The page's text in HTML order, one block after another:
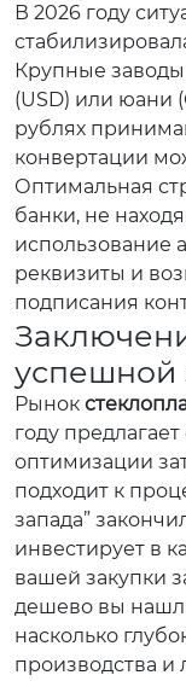
В 2026 году
Крупные
(USD) или юани
рублях
конвертации
Оптимальная
банки, не
использование
реквизиты и
подписания
успешной
Рынок
году
оптимизации
подходит к
запада”
инвестирует в
вашей закупки
дешево вы
насколько
производства и